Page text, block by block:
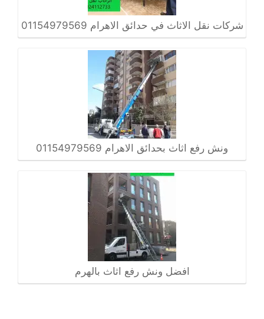
شركات نقل الاثاث في حدائق الاهرام 01154979569
ونش رفع اثاث بحدائق الاهرام 01154979569
افضل ونش رفع اثاث بالهرم